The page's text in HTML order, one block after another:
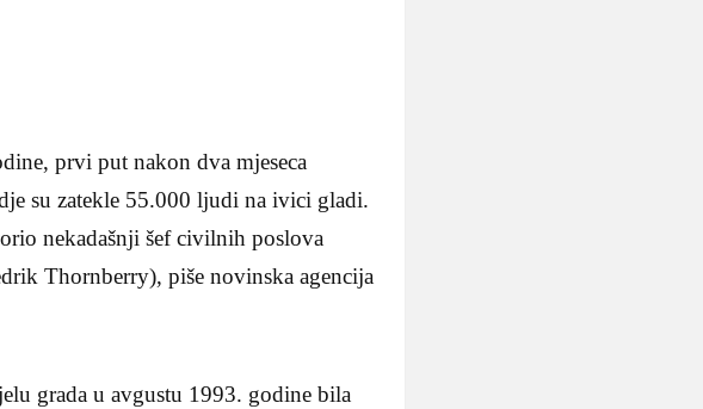
prvi put nakon dva mjeseca
su zatekle 55.000 ljudi na ivici gladi.
nekadašnji šef civilnih poslova
Thornberry), piše novinska agencija
grada u avgustu 1993. godine bila